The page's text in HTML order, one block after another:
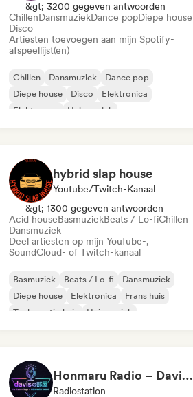
&gt; 3200 gegeven antwoorden
ChillenDansmuziekDance popDiepe house
Disco
Artiesten toevoegen aan mijn Spotify-
afspeellijst(en)
Chillen Dansmuziek
Dance pop
Diepe house
Disco
Elektronica
Elektropop
Huismuziek
hybrid slap house
Youtube/Twitch-Kanaal
&gt; 1300 gegeven antwoorden
Acid houseBasmuziekBeats / Lo-fiChillen
Dansmuziek
Deel artiesten op mijn YouTube-,
SoundCloud- of Twitch-kanaal
Basmuziek Beats / Lo-fi
Dansmuziek
Diepe house
Elektronica
Frans huis
Toekomstig huis
Huismuziek
Honmaru Radio – Davis’s Room
Radiostation